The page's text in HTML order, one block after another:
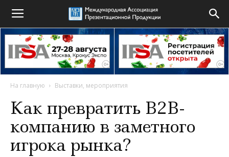
На главную Выставки, мероприятия
Как превратить В2В-
компанию в заметного
игрока рынка?